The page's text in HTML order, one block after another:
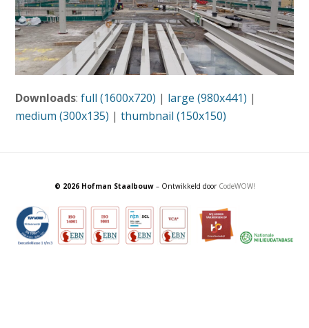
Downloads:full (1600x720) | large (980x441) |
medium (300x135) |thumbnail (150x150)
© 2026 Hofman Staalbouw– Ontwikkeld door CodeWOW!